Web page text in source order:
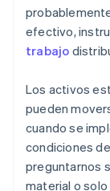
efectivo,
trabajo
Los activos
pueden
cuando se
condiciones
preguntarnos
material o